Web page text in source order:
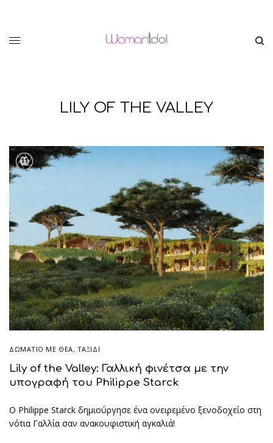
LILY OF THE VALLEY
11
ΔΩΜΆΤΙΟ ΜΕ ΘΈΑ, ΤΑΞΙΔΙ
Lily of the Valley: Γαλλική φινέτσα με την
υπογραφή του Philippe Starck
Ο Philippe Starck δημιούργησε ένα ονειρεμένο ξενοδοχείο στη
νότια Γαλλία σαν ανακουφιστική αγκαλιά!